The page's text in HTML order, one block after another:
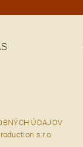
ÚDAJOV
s.r.o.